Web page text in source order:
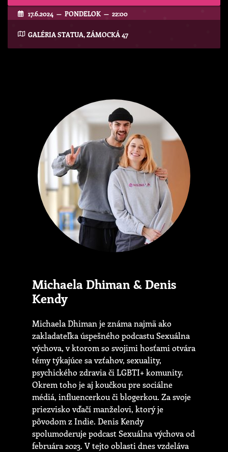
17.6.2024 — PONDELOK — 22:00
GALÉRIA STATUA, ZÁMOCKÁ 47
Michaela Dhiman & Denis
Kendy
Michaela Dhiman je známa najmä ako
zakladateľka úspešného podcastu Sexuálna
výchova, v ktorom so svojimi hosťami otvára
témy týkajúce sa vzťahov, sexuality,
psychického zdravia či LGBTI+ komunity.
Okrem toho je aj koučkou pre sociálne
médiá, influencerkou či blogerkou. Za svoje
priezvisko vďačí manželovi, ktorý je
pôvodom z Indie. Denis Kendy
spolumoderuje podcast Sexuálna výchova od
februára 2023. V tejto oblasti dnes vzdeláva